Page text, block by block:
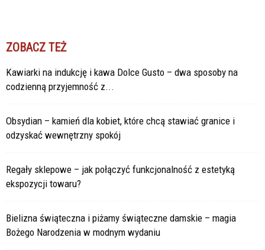
ZOBACZ TEŻ
Kawiarki na indukcję i kawa Dolce Gusto – dwa sposoby na
codzienną przyjemność z...
Obsydian – kamień dla kobiet, które chcą stawiać granice i
odzyskać wewnętrzny spokój
Regały sklepowe – jak połączyć funkcjonalność z estetyką
ekspozycji towaru?
Bielizna świąteczna i piżamy świąteczne damskie – magia
Bożego Narodzenia w modnym wydaniu